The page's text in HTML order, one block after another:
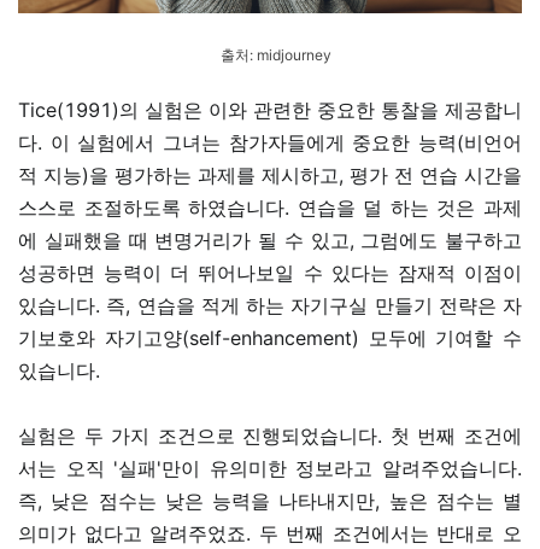
출처: midjourney
Tice(1991)의 실험은 이와 관련한 중요한 통찰을 제공합니
다. 이 실험에서 그녀는 참가자들에게 중요한 능력(비언어
적 지능)을 평가하는 과제를 제시하고, 평가 전 연습 시간을
스스로 조절하도록 하였습니다. 연습을 덜 하는 것은 과제
에 실패했을 때 변명거리가 될 수 있고, 그럼에도 불구하고
성공하면 능력이 더 뛰어나보일 수 있다는 잠재적 이점이
있습니다. 즉, 연습을 적게 하는 자기구실 만들기 전략은 자
기보호와 자기고양(self-enhancement) 모두에 기여할 수
있습니다.
실험은 두 가지 조건으로 진행되었습니다. 첫 번째 조건에
서는 오직 '실패'만이 유의미한 정보라고 알려주었습니다.
즉, 낮은 점수는 낮은 능력을 나타내지만, 높은 점수는 별
의미가 없다고 알려주었죠. 두 번째 조건에서는 반대로 오